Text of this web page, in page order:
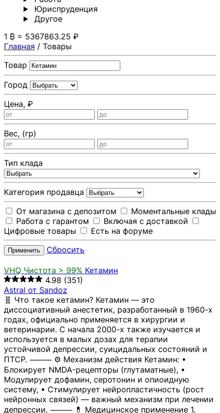
Юриспруденция
Другoе
1 ₿ = 5367863.25 ₽
Главная / Товары
Товар
Город
Цена, ₽
Вес, (гр)
Тип клада
Категория продавца
От магазина с депозитом
Моментальные клады
Работа с гарантом
Включая с доставкой
Цифровые товары
Есть на форуме
Применить Сбросить
VHQ Чистота > 99% Кетамин
4.98 (351)
Astral от Sandoz
🧬 Что такое кетамин? Кетамин — это
диссоциативный анестетик, разработанный в 1960-х
годах, официально применяется в хирургии и
ветеринарии. С начала 2000-х также изучается и
используется в малых дозах для терапии
устойчивой депрессии, суицидальных состояний и
ПТСР. ⸻ ⚙️ Механизм действия Кетамин: •
Блокирует NMDA-рецепторы (глутаматные), •
Модулирует дофамин, серотонин и опиоидную
систему, • Стимулирует нейропластичность (рост
нейронных связей) — важный механизм при лечении
депрессии. ⸻ 💊 Медицинское применение 1.